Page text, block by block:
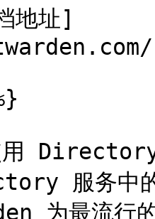
地址]
用
服务中的
为最流行